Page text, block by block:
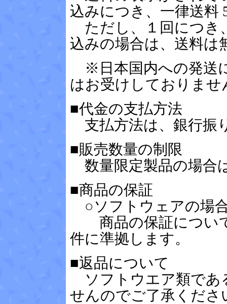
込みにつき、一律送料
ただし、１回につき
込みの場合は、送料は
※日本国内への発送
はお受けしておりませ
■代金の支払方法
支払方法は、銀行振
■販売数量の制限
数量限定製品の場合
■商品の保証
○ソフトウェアの場
商品の保証について
件に準拠します。
■返品について
ソフトウエア類であ
せんのでご了承くださ